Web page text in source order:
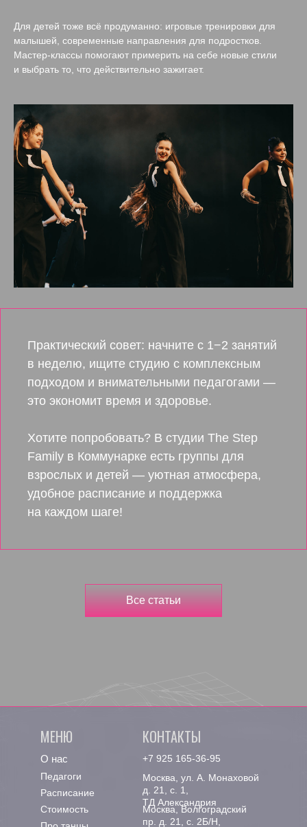
Для детей тоже всё продуманно: игровые тренировки для
малышей, современные направления для подростков.
Мастер‑классы помогают примерить на себе новые стили
и выбрать то, что действительно зажигает.
Практический совет: начните с 1−2 занятий
в неделю, ищите студию с комплексным
подходом и внимательными педагогами —
это экономит время и здоровье.
Хотите попробовать? В студии The Step
Family в Коммунарке есть группы для
взрослых и детей — уютная атмосфера,
удобное расписание и поддержка
на каждом шаге!
Все статьи
+7 925 165-36-95
Москва, ул. А. Монаховой
д. 21, с. 1,
ТД Александрия
Москва, Волгоградский
пр. д. 21, с. 2Б/Н,
КОНТАКТЫ
О нас
Педагоги
МЕНЮ
Расписание
Стоимость